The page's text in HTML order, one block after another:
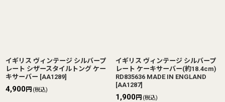
イギリス ヴィンテージ シルバープ
レート シザースタイルトング ケー
キサーバー [AA1289]
4,900円 (税込)
イギリス ヴィンテージ シルバープ
レート ケーキサーバー(約18.4cm)
RD835636 MADE IN ENGLAND
[AA1287]
1,900円 (税込)